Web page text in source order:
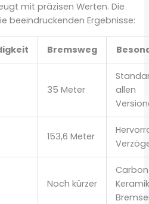
mit präzisen Werten. Die
beeindruckenden Ergebnisse:
Bremsweg
35 Meter
allen
153,6 Meter
Noch kürzer